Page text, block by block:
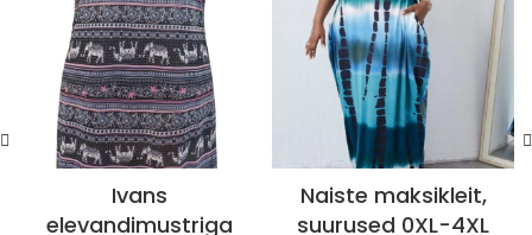
Ivans
elevandimustriga
Naiste maksikleit,
suurused 0XL-4XL